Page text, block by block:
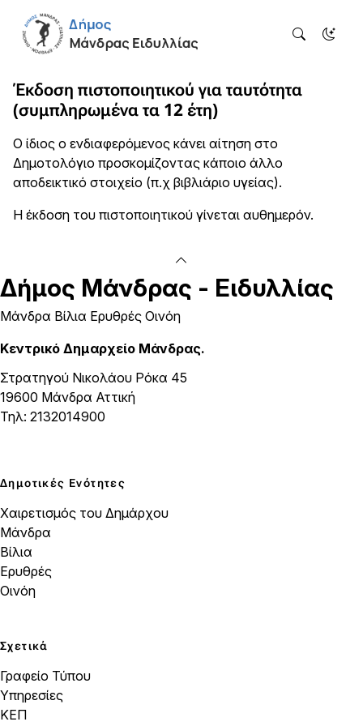
Έκδοση πιστοποιητικού για ταυτότητα
(συμπληρωμένα τα 12 έτη)
Ο ίδιος ο ενδιαφερόμενος κάνει αίτηση στο
Δημοτολόγιο προσκομίζοντας κάποιο άλλο
αποδεικτικό στοιχείο (π.χ βιβλιάριο υγείας).
Η έκδοση του πιστοποιητικού γίνεται αυθημερόν.
Δήμος Μάνδρας - Ειδυλλίας
Μάνδρα Βίλια Ερυθρές Οινόη
Κεντρικό Δημαρχείο Μάνδρας.
Στρατηγού Νικολάου Ρόκα 45
19600 Μάνδρα Αττική
Τηλ: 2132014900
Δημοτικές Ενότητες
Χαιρετισμός του Δημάρχου
Μάνδρα
Βίλια
Ερυθρές
Οινόη
Σχετικά
Γραφείο Τύπου
Υπηρεσίες
ΚΕΠ